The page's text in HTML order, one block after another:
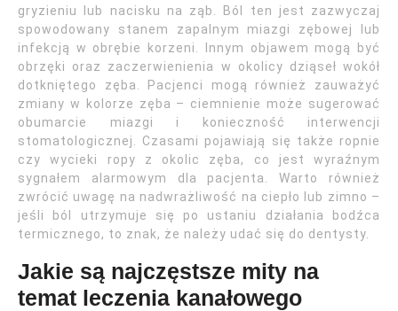
gryzieniu lub nacisku na ząb. Ból ten jest zazwyczaj
spowodowany stanem zapalnym miazgi zębowej lub
infekcją w obrębie korzeni. Innym objawem mogą być
obrzęki oraz zaczerwienienia w okolicy dziąseł wokół
dotkniętego zęba. Pacjenci mogą również zauważyć
zmiany w kolorze zęba – ciemnienie może sugerować
obumarcie miazgi i konieczność interwencji
stomatologicznej. Czasami pojawiają się także ropnie
czy wycieki ropy z okolic zęba, co jest wyraźnym
sygnałem alarmowym dla pacjenta. Warto również
zwrócić uwagę na nadwrażliwość na ciepło lub zimno –
jeśli ból utrzymuje się po ustaniu działania bodźca
termicznego, to znak, że należy udać się do dentysty.
Jakie są najczęstsze mity na
temat leczenia kanałowego